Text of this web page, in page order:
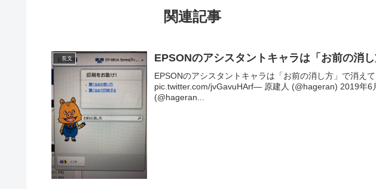
関連記事
長文 EPSONのアシスタントキャラは「お前の消
EPSONのアシスタントキャラは「お前の消し方」で消え
pic.twitter.com/jvGavuHArf— 原建人 (@hageran) 2019年
(@hageran...